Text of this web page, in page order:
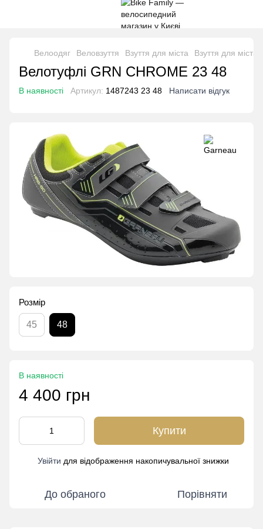
Велоодяг Веловзуття Взуття для міста Взуття для міста
Велотуфлі GRN CHROME 23 48
В наявності Артикул: 1487243 23 48 Написати відгук
Розмір
45 48
В наявності
4 400 грн
Купити
Увійти для відображення накопичувальної знижки
До обраного Порівняти